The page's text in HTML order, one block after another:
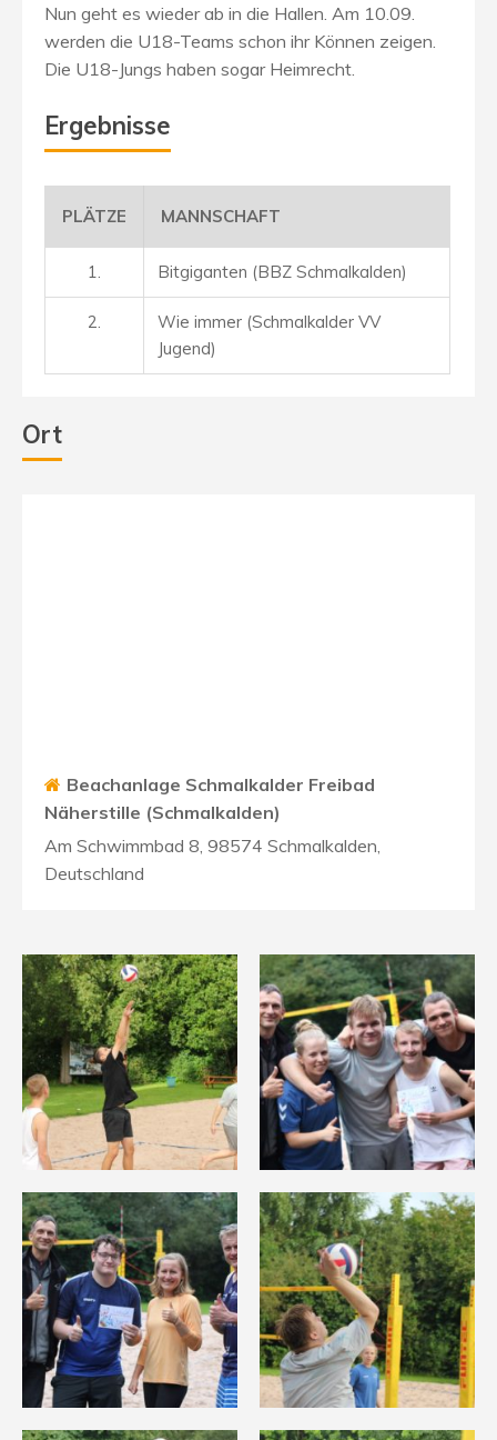
Nun geht es wieder ab in die Hallen. Am 10.09.
werden die U18-Teams schon ihr Können zeigen.
Die U18-Jungs haben sogar Heimrecht.
Ergebnisse
PLÄTZE MANNSCHAFT
1. Bitgiganten (BBZ Schmalkalden)
2.
Wie immer (Schmalkalder VV
Jugend)
Ort
Beachanlage Schmalkalder Freibad
Näherstille (Schmalkalden)
Am Schwimmbad 8, 98574 Schmalkalden,
Deutschland